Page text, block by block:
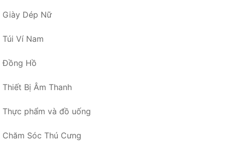
Giày Dép Nữ
Túi Ví Nam
Đồng Hồ
Thiết Bị Âm Thanh
Thực phẩm và đồ uống
Chăm Sóc Thú Cưng